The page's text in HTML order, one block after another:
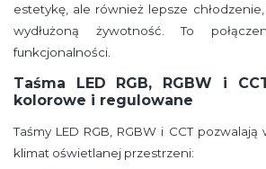
estetykę, ale również lepsze
wydłużoną żywotność. To
funkcjonalności.
Taśma LED RGB, RGBW i
kolorowe i regulowane
Taśmy LED RGB, RGBW i CCT
klimat oświetlanej przestrzeni: